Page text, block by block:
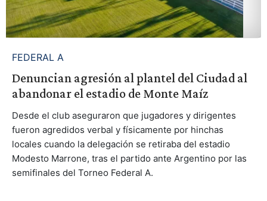
FEDERAL A
Denuncian agresión al plantel del Ciudad al
abandonar el estadio de Monte Maíz
Desde el club aseguraron que jugadores y dirigentes
fueron agredidos verbal y físicamente por hinchas
locales cuando la delegación se retiraba del estadio
Modesto Marrone, tras el partido ante Argentino por las
semifinales del Torneo Federal A.